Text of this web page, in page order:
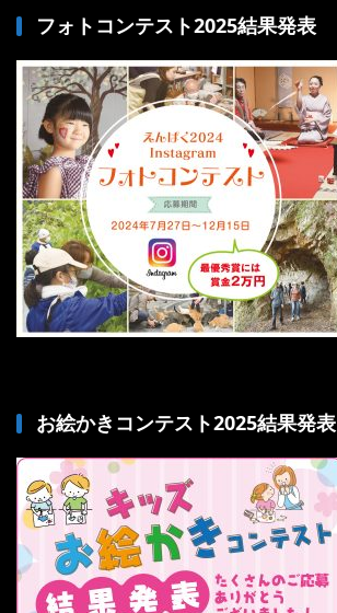
フォトコンテスト2025結果発表
お絵かきコンテスト2025結果発表